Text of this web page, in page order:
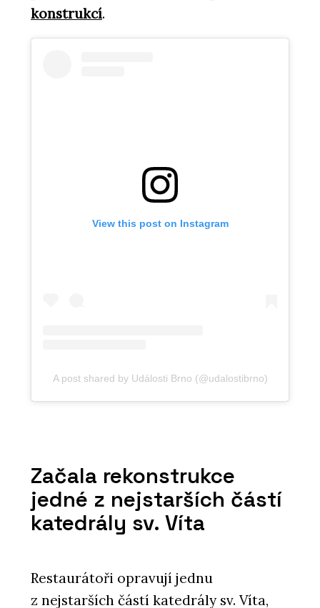
konstrukcí.
View this post on Instagram
A post shared by Události Brno (@udalostibrno)
Začala rekonstrukce
jedné z nejstarších částí
katedrály sv. Víta
Restaurátoři opravují jednu
z nejstarších částí katedrály sv. Víta,